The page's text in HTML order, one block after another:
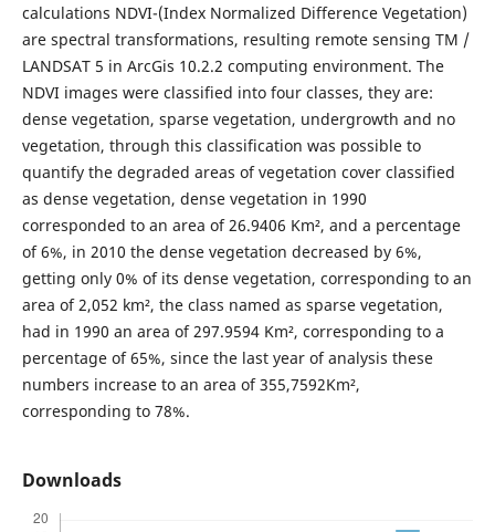
calculations NDVI-(Index Normalized Difference Vegetation)
are spectral transformations, resulting remote sensing TM /
LANDSAT 5 in ArcGis 10.2.2 computing environment. The
NDVI images were classified into four classes, they are:
dense vegetation, sparse vegetation, undergrowth and no
vegetation, through this classification was possible to
quantify the degraded areas of vegetation cover classified
as dense vegetation, dense vegetation in 1990
corresponded to an area of 26.9406 Km², and a percentage
of 6%, in 2010 the dense vegetation decreased by 6%,
getting only 0% of its dense vegetation, corresponding to an
area of 2,052 km², the class named as sparse vegetation,
had in 1990 an area of 297.9594 Km², corresponding to a
percentage of 65%, since the last year of analysis these
numbers increase to an area of 355,7592Km²,
corresponding to 78%.
Downloads